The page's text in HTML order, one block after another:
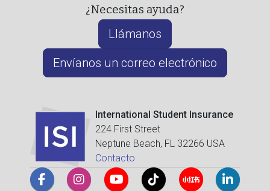
¿Necesitas ayuda?
Llámanos
Envíanos un correo electrónico
International Student Insurance
224 First Street
Neptune Beach, FL 32266 USA
Contacto